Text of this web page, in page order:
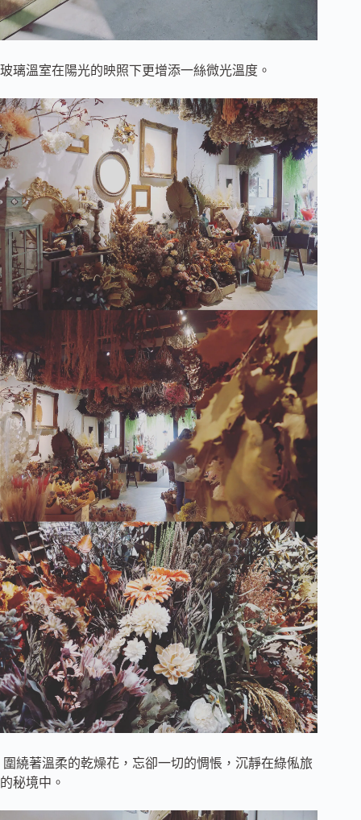
玻璃溫室在陽光的映照下更增添一絲微光溫度。
圍繞著溫柔的乾燥花，忘卻一切的惆悵，沉靜在綠俬旅
的秘境中。